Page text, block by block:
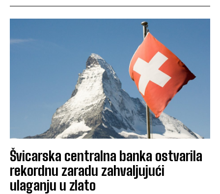
Švicarska centralna banka ostvarila
rekordnu zaradu zahvaljujući
ulaganju u zlato